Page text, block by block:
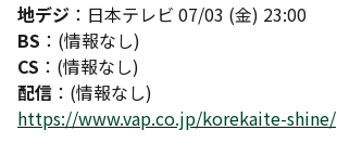
地デジ ：日本テレビ 07/03 (金) 23:00
BS ：(情報なし)
CS ：(情報なし)
配信 ：(情報なし)
https://www.vap.co.jp/korekaite-shine/